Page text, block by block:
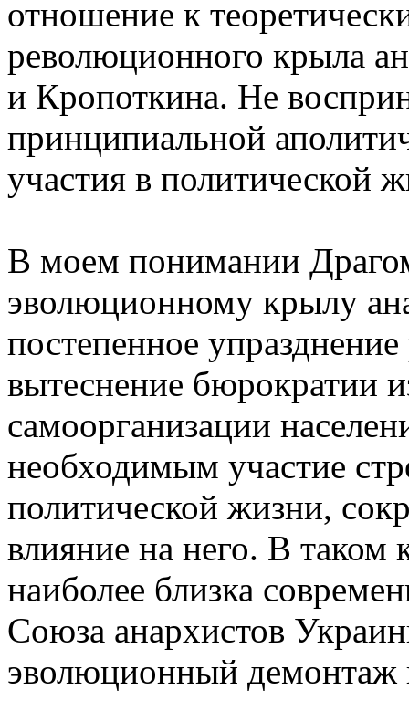
отношение к
революционного крыла
и Кропоткина. Не
принципиальной
участия в политической
В моем понимании
эволюционному крылу
постепенное
вытеснение бюрократии
самоорганизации
необходимым участие
политической жизни,
влияние на него. В таком
наиболее близка
Союза анархистов
эволюционный демонтаж